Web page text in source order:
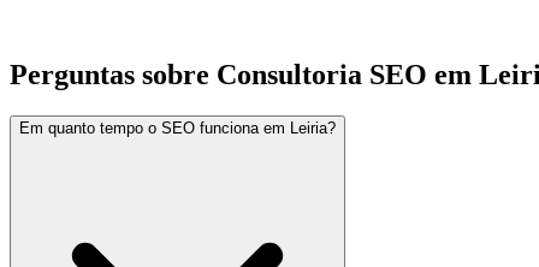
Perguntas sobre Consultoria SEO em
Em quanto tempo o SEO funciona em Leiria?